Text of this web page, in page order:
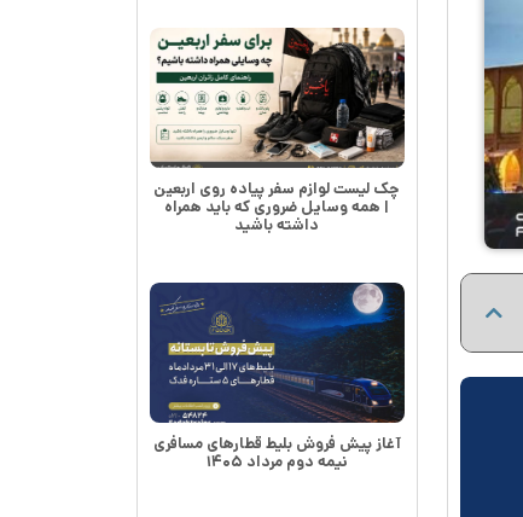
چک لیست لوازم سفر پیاده روی اربعین
| همه وسایل ضروری که باید همراه
داشته باشید
آغاز پیش فروش بلیط قطارهای مسافری
نیمه دوم مرداد ۱۴۰۵